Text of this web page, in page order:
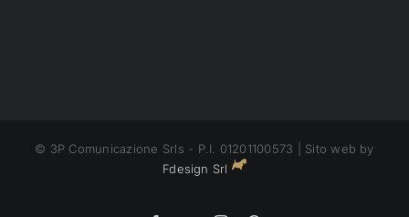
© 3P Comunicazione Srls - P.I. 01201100573 | Sito web by
Fdesign Srl